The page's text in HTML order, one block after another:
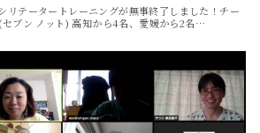
リテータートレーニングが無事終了しました！チー
ブン ノット) 高知から4名、愛媛から2名…